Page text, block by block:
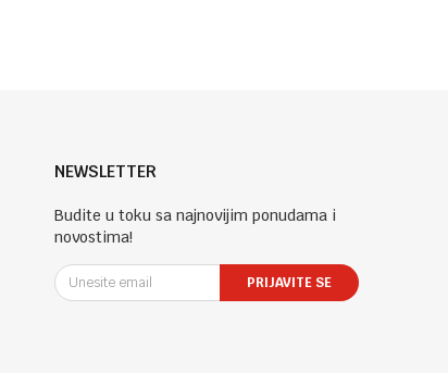
NEWSLETTER
Budite u toku sa najnovijim ponudama i
novostima!
PRIJAVITE SE